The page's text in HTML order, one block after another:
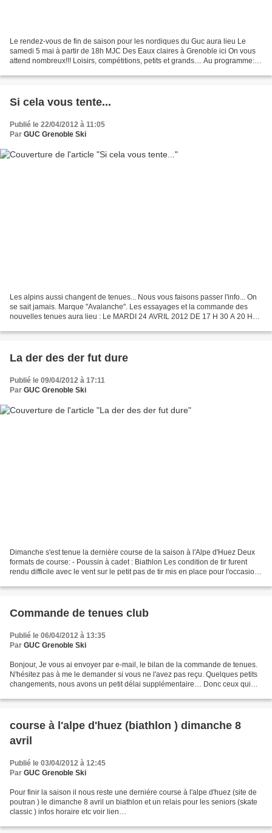
Le rendez-vous de fin de saison pour les nordiques du Guc aura lieu Le
samedi 5 mai à partir de 18h MJC Des Eaux claires à Grenoble ici On vous
attend nombreux!!! Loisirs, compétitions, petits et grands.... Au programme:
Si cela vous tente...
Publié le 22/04/2012 à 11:05
Par GUC Grenoble Ski
Les alpins aussi changent de tenues... Nous vous faisons passer l'info... On
se sait jamais. Marque "Avalanche". Les essayages et la commande des
nouvelles tenues aura lieu : Le MARDI 24 AVRIL 2012 DE 17 H 30 A 20 H
La der des der fut dure
Publié le 09/04/2012 à 17:11
Par GUC Grenoble Ski
Dimanche s'est tenue la dernière course de la saison à l'Alpe d'Huez Deux
formats de course: - Poussin à cadet : Biathlon Les condition de tir furent
rendu difficile avec le vent sur le petit pas de tir mis en place pour l'occasion.
Commande de tenues club
Publié le 06/04/2012 à 13:35
Par GUC Grenoble Ski
Bonjour, Je vous ai envoyer par e-mail, le bilan de la commande de tenues.
N'hésitez pas à me le demander si vous ne l'avez pas reçu. Quelques petits
changements, nous avons un petit délai supplémentaire… Donc ceux qui
course à l'alpe d'huez (biathlon ) dimanche 8
avril
Publié le 03/04/2012 à 12:45
Par GUC Grenoble Ski
Pour finir la saison il nous reste une derniére course à l'alpe d'huez (site de
poutran ) le dimanche 8 avril un biathlon et un relais pour les seniors (skate
classic ) infos horaire etc voir lien
htm...